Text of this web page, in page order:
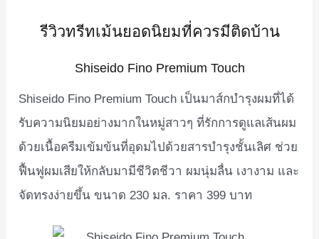
รีวิวทรีทเม้นยอดนิยมที่ควรมีติดบ้าน
Shiseido Fino Premium Touch
Shiseido Fino Premium Touch เป็นมาส์กบำรุงผมที่ได้
รับความนิยมอย่างมากในหมู่สาวๆ ที่รักการดูแลเส้นผม
ด้วยเนื้อครีมเข้มข้นที่อุดมไปด้วยสารบำรุงชั้นเลิศ ช่วย
ฟื้นฟูผมเสียให้กลับมามีชีวิตชีวา ผมนุ่มลื่น เงางาม และ
จัดทรงง่ายขึ้น ขนาด 230 มล. ราคา 399 บาท